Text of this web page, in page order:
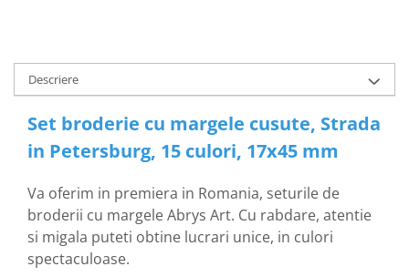
Descriere
Set broderie cu margele cusute, Strada
in Petersburg, 15 culori, 17x45 mm
Va oferim in premiera in Romania, seturile de
broderii cu margele Abrys Art. Cu rabdare, atentie
si migala puteti obtine lucrari unice, in culori
spectaculoase.